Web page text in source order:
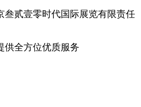
叁贰壹零时代国际展览有限责任
供全方位优质服务